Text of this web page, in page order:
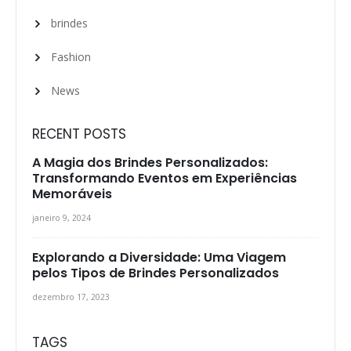
brindes
Fashion
News
RECENT POSTS
A Magia dos Brindes Personalizados:
Transformando Eventos em Experiências
Memoráveis
janeiro 9, 2024
Explorando a Diversidade: Uma Viagem
pelos Tipos de Brindes Personalizados
dezembro 17, 2023
TAGS